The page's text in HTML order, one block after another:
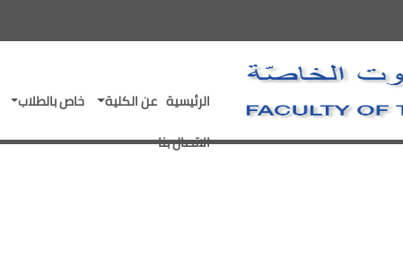
الرئيسية عن الكلية خاص بالطلاب
الاتصال بنا
- go to homepage